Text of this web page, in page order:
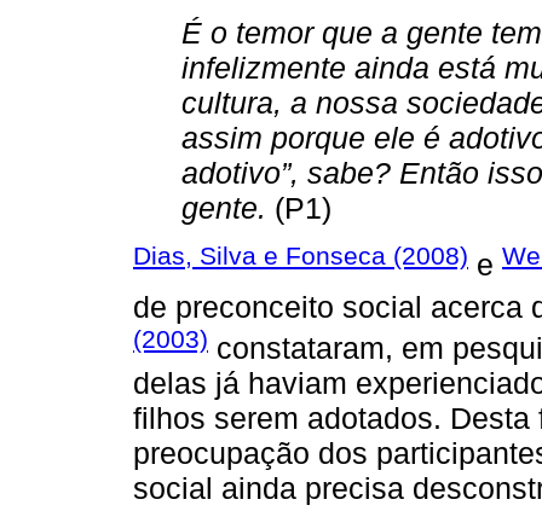
É o temor que a gente
infelizmente ainda está
cultura, a nossa
assim porque ele é
adotivo”, sabe? Então
gente. (P1)
Dias, Silva e Fonseca (2008) e
de preconceito social acerca
(2003) constataram, em
delas já haviam
filhos serem adotados.
preocupação dos
social ainda precisa